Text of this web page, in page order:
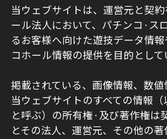
当ウェブサイトは、運営元と契
ール法人において、パチンコ·ス
るお客様へ向けた遊技データ情
コホール情報の提供を目的として
掲載されている、画像情報、数
当ウェブサイトのすべての情報（
と呼ぶ）の所有権·及び著作権は
とその法人、運営元、その他の